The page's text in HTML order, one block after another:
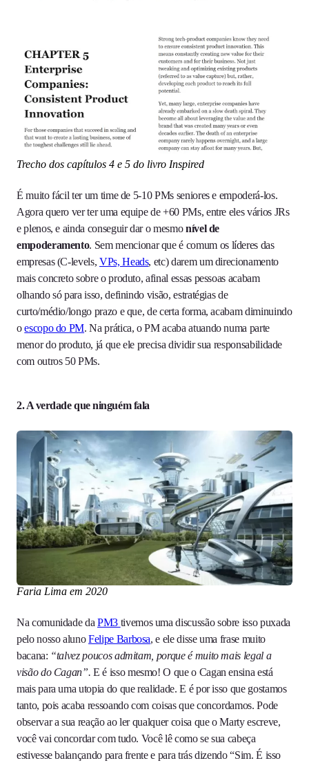
Trecho dos capítulos 4 e 5 do livro Inspired
É muito fácil ter um time de 5-10 PMs seniores e empoderá-los.
Agora quero ver ter uma equipe de +60 PMs, entre eles vários JRs
e plenos, e ainda conseguir dar o mesmonível de
empoderamento. Sem mencionar que é comum os líderes das
empresas (C-levels, VPs, Heads, etc) darem um direcionamento
mais concreto sobre o produto, afinal essas pessoas acabam
olhando só para isso, definindo visão, estratégias de
curto/médio/longo prazo e que, de certa forma, acabam diminuindo
oescopo do PM. Na prática, o PM acaba atuando numa parte
menor do produto, já que ele precisa dividir sua responsabilidade
com outros 50 PMs.
2. A verdade que ninguém fala
Faria Lima em 2020
Na comunidade daPM3 tivemos uma discussão sobre isso puxada
pelo nosso alunoFelipe Barbosa, e ele disse uma frase muito
bacana: “talvez poucos admitam, porque é muito mais legal a
visão do Cagan”.E é isso mesmo! O que o Cagan ensina está
mais para uma utopia do que realidade. E é por isso que gostamos
tanto, pois acaba ressoando com coisas que concordamos. Pode
observar a sua reação ao ler qualquer coisa que o Marty escreve,
você vai concordar com tudo. Você lê como se sua cabeça
estivesse balançando para frente e para trás dizendo “Sim. É isso